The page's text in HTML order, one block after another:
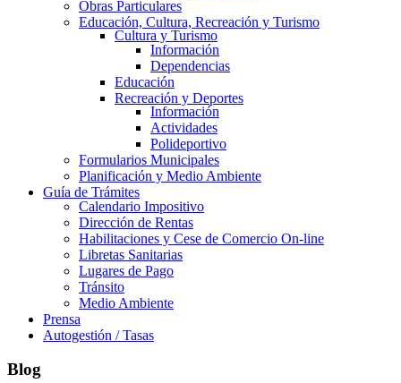
Obras Particulares
Educación, Cultura, Recreación y Turismo
Cultura y Turismo
Información
Dependencias
Educación
Recreación y Deportes
Información
Actividades
Polideportivo
Formularios Municipales
Planificación y Medio Ambiente
Guía de Trámites
Calendario Impositivo
Dirección de Rentas
Habilitaciones y Cese de Comercio On-line
Libretas Sanitarias
Lugares de Pago
Tránsito
Medio Ambiente
Prensa
Autogestión / Tasas
Blog